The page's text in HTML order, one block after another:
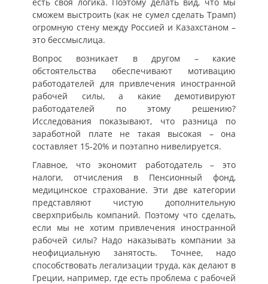
сможем выстроить (как не сумел сделать Трамп)
огромную стену между Россией и Казахстаном –
это бессмыслица.
Вопрос возникает в другом – какие
обстоятельства обеспечивают мотивацию
работодателей для привлечения иностранной
рабочей силы, а какие демотивируют
работодателей по этому решению?
Исследования показывают, что разница по
заработной плате не такая высокая – она
составляет 15-20% и поэтапно нивелируется.
Главное, что экономит работодатель – это
налоги, отчисления в Пенсионный фонд,
медицинское страхование. Эти две категории
представляют чистую дополнительную
сверхприбыль компаний. Поэтому что сделать,
если мы не хотим привлечения иностранной
рабочей силы? Надо наказывать компании за
неофициальную занятость. Точнее, надо
способствовать легализации труда, как делают в
Греции, например, где есть проблема с рабочей